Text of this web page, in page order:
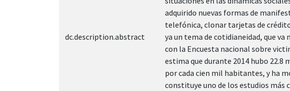
dc.description.abstract
adquirido nuevas formas de
telefónica, clonar tarjetas de
ya un tema de cotidianeidad, que va
con la Encuesta nacional sobre
estima que durante 2014 hubo 22.8
por cada cien mil habitantes, y ha
constituye uno de los estudios más